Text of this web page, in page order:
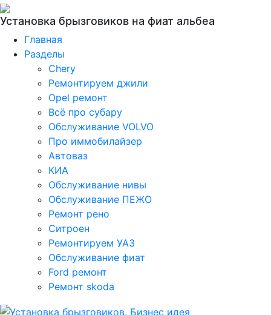
Установка брызговиков на фиат альбеа
Главная
Разделы
Chery
Ремонтируем джили
Opel ремонт
Всё про субару
Обслуживание VOLVO
Про иммобилайзер
Автоваз
КИА
Обслуживание нивы
Обслуживание ПЕЖО
Ремонт рено
Ситроен
Ремонтируем УАЗ
Обслуживание фиат
Ford ремонт
Ремонт skoda